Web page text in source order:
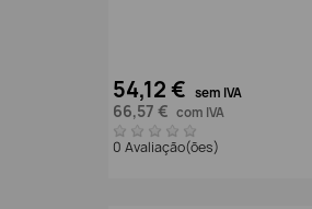
54,12 € sem IVA
66,57 € com IVA
0 Avaliação(ões)